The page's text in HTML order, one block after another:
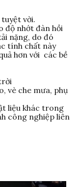
tuyệt vời.
độ nhớt đàn hồi
nặng, do đó
tính chất này
hơn với các bề
vè che mưa, phụ
liệu khác trong
công nghiệp liên